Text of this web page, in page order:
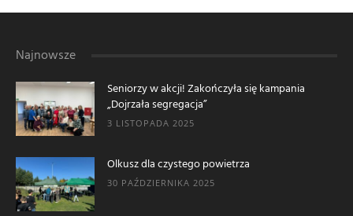
Najnowsze
Seniorzy w akcji! Zakończyła się kampania
„Dojrzała segregacja”
3 LISTOPADA 2025
Olkusz dla czystego powietrza
30 PAŹDZIERNIKA 2025